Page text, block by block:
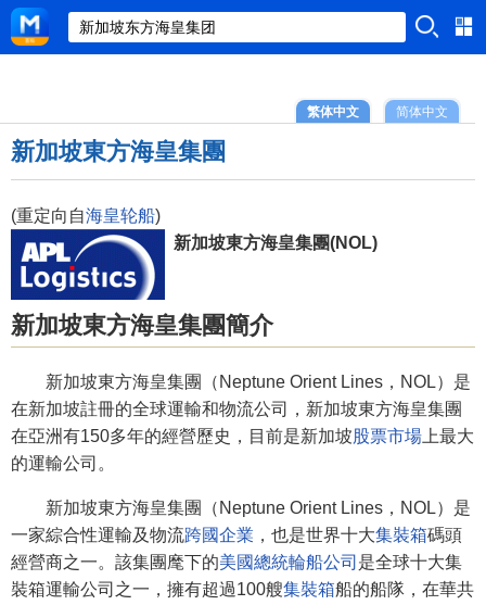
简体中文
繁体中文
新加坡東方海皇集團
(重定向自海皇轮船)
新加坡東方海皇集團(NOL)
新加坡東方海皇集團簡介
新加坡東方海皇集團（Neptune Orient Lines，NOL）是
在新加坡註冊的全球運輸和物流公司，新加坡東方海皇集團
在亞洲有150多年的經營歷史，目前是新加坡股票市場 上最大
的運輸公司。
新加坡東方海皇集團（Neptune Orient Lines，NOL）是
一家綜合性運輸及物流跨國企業 ，也是世界十大集裝箱碼頭
經營商之一。該集團麾下的美國總統輪船公司 是全球十大集
裝箱運輸公司之一，擁有超過100艘集裝箱船的船隊，在華共